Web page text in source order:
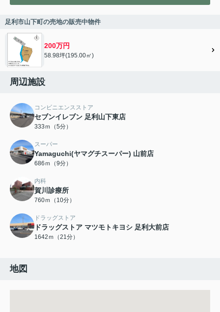
足利市山下町の売地の販売中物件
200万円
58.98坪(195.00㎡)
周辺施設
コンビニエンスストア
セブンイレブン 足利山下東店
333ｍ（5分）
スーパー
Yamaguchi(ヤマグチスーパー) 山前店
686ｍ（9分）
内科
賀川診療所
760ｍ（10分）
ドラッグストア
ドラッグストア マツモトキヨシ 足利大前店
1642ｍ（21分）
地図